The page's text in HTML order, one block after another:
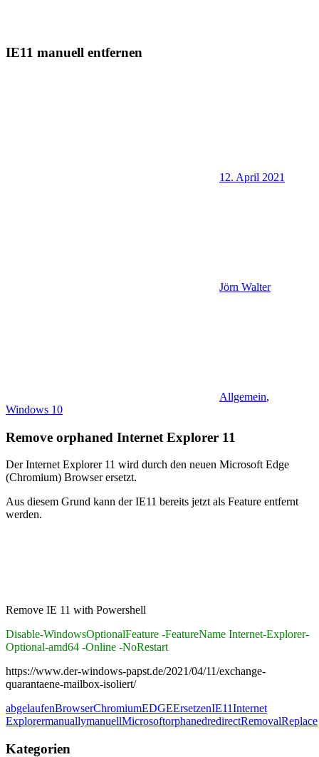
IE11 manuell entfernen
12. April 2021
Jörn Walter
Allgemein,
Windows 10
Remove orphaned Internet Explorer 11
Der Internet Explorer 11 wird durch den neuen Microsoft Edge
(Chromium) Browser ersetzt.
Aus diesem Grund kann der IE11 bereits jetzt als Feature entfernt
werden.
Remove IE 11 with Powershell
Disable-WindowsOptionalFeature -FeatureName Internet-Explorer-
Optional-amd64 -Online -NoRestart
https://www.der-windows-papst.de/2021/04/11/exchange-
quarantaene-mailbox-isoliert/
abgelaufenBrowserChromiumEDGEErsetzenIE11Internet
ExplorermanuallymanuellMicrosoftorphanedredirectRemovalReplace
Kategorien